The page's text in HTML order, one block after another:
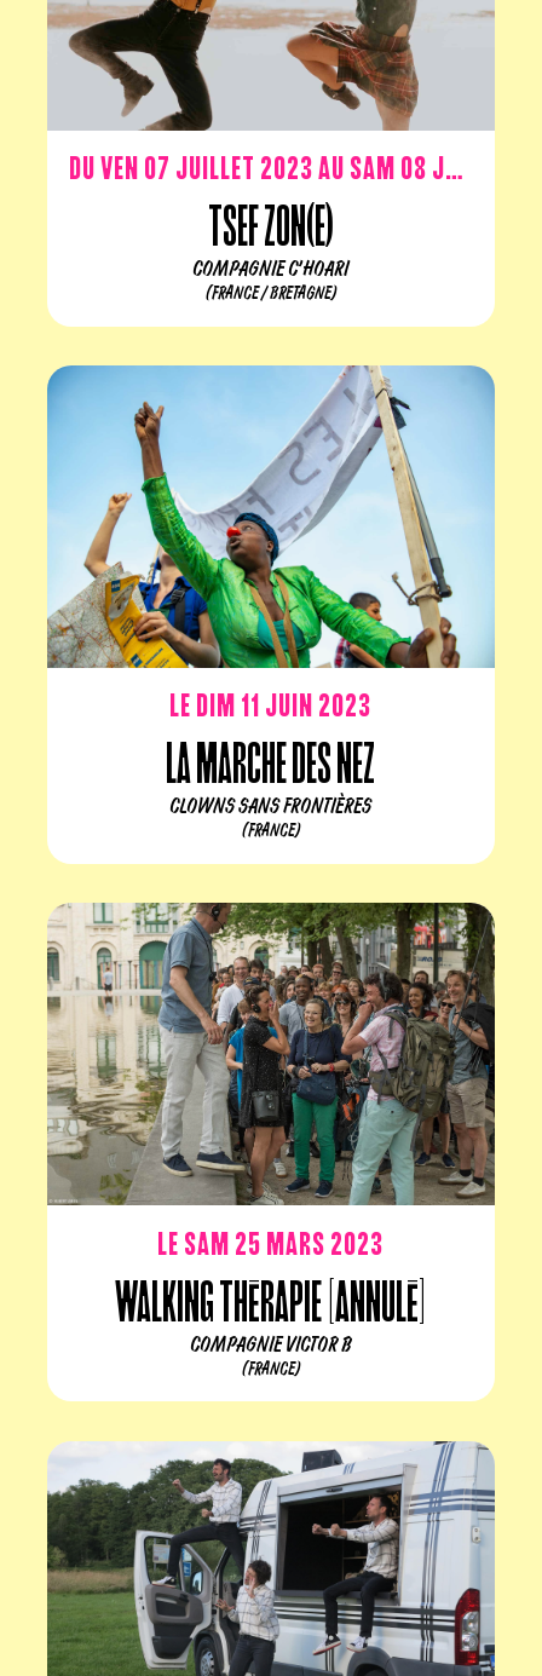
Du ven 07 juillet 2023 au sam 08 juillet 2023
Tsef Zon(e)
COMPAGNIE C'HOARI
(FRANCE / BRETAGNE)
Le dim 11 juin 2023
La Marche Des Nez
CLOWNS SANS FRONTIÈRES
(FRANCE)
Le sam 25 mars 2023
Walking Thérapie [ANNULÉ]
COMPAGNIE VICTOR B
(FRANCE)